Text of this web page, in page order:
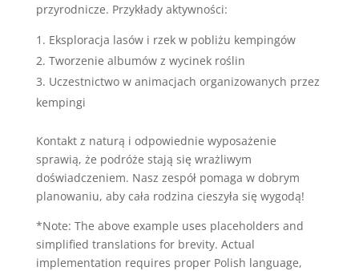
przyrodnicze. Przykłady aktywności:
Eksploracja lasów i rzek w pobliżu kempingów
Tworzenie albumów z wycinek roślin
Uczestnictwo w animacjach organizowanych przez
kempingi
Kontakt z naturą i odpowiednie wyposażenie
sprawią, że podróże stają się wrażliwym
doświadczeniem. Nasz zespół pomaga w dobrym
planowaniu, aby cała rodzina cieszyła się wygodą!
*Note: The above example uses placeholders and
simplified translations for brevity. Actual
implementation requires proper Polish language,